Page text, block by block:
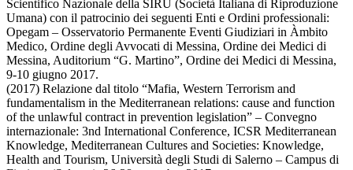
Scientifico Nazionale della SIRU (Società Italiana di Riproduzione
Umana) con il patrocinio dei seguenti Enti e Ordini professionali:
Opegam – Osservatorio Permanente Eventi Giudiziari in Àmbito
Medico, Ordine degli Avvocati di Messina, Ordine dei Medici di
Messina, Auditorium “G. Martino”, Ordine dei Medici di Messina,
9-10 giugno 2017.
(2017) Relazione dal titolo “Mafia, Western Terrorism and
fundamentalism in the Mediterranean relations: cause and function
of the unlawful contract in prevention legislation” – Convegno
internazionale: 3nd International Conference, ICSR Mediterranean
Knowledge, Mediterranean Cultures and Societies: Knowledge,
Health and Tourism, Università degli Studi di Salerno – Campus di